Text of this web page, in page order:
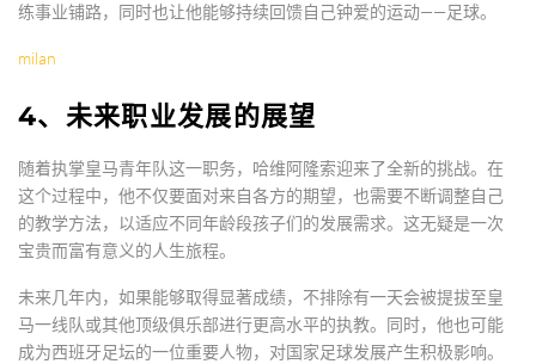
练事业铺路，同时也让他能够持续回馈自己钟爱的运动——足球。
milan
4、未来职业发展的展望
随着执掌皇马青年队这一职务，哈维阿隆索迎来了全新的挑战。在
这个过程中，他不仅要面对来自各方的期望，也需要不断调整自己
的教学方法，以适应不同年龄段孩子们的发展需求。这无疑是一次
宝贵而富有意义的人生旅程。
未来几年内，如果能够取得显著成绩，不排除有一天会被提拔至皇
马一线队或其他顶级俱乐部进行更高水平的执教。同时，他也可能
成为西班牙足坛的一位重要人物，对国家足球发展产生积极影响。